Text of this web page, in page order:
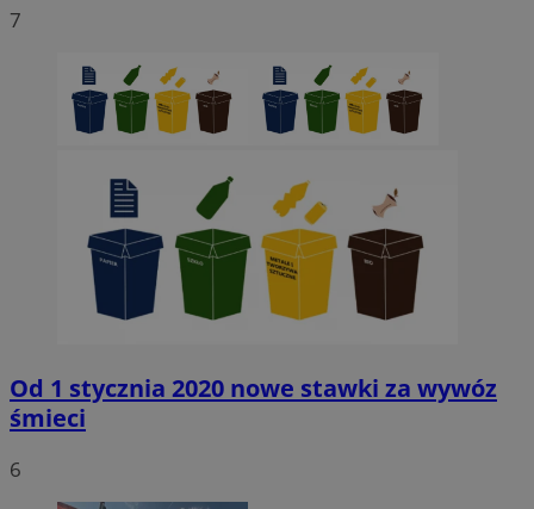
7
Od 1 stycznia 2020 nowe stawki za wywóz
śmieci
6